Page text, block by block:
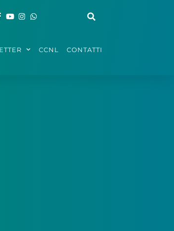
CCNL CONTATTI